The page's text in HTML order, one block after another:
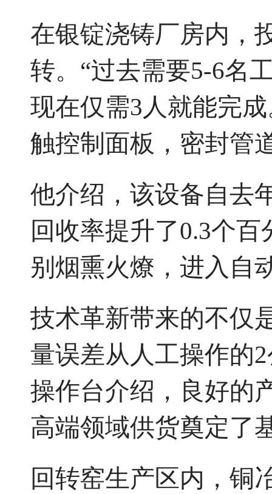
在银锭浇铸厂房内，
转。“过去需要5-6名
现在仅需3人就能完
触控制面板，密封管
他介绍，该设备自去
回收率提升了0.3个
别烟熏火燎，进入自
技术革新带来的不仅
量误差从人工操作的
操作台介绍，良好的
高端领域供货奠定了
回转窑生产区内，铜